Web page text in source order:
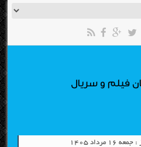
فیلم و سریال
۱۴۰۵